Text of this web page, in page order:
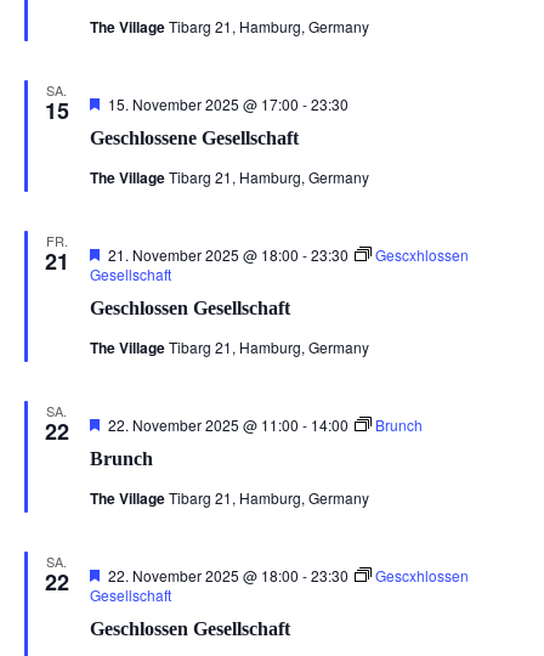
The VillageTibarg 21, Hamburg, Germany
SA.
15
Geschlossene Gesellschaft
Hervorgehoben
15. November 2025 @ 17:00 -23:30
The VillageTibarg 21, Hamburg, Germany
FR.
21
Geschlossen Gesellschaft
Hervorgehoben
21. November 2025 @ 18:00 -23:30
Gescxhlossen
Gesellschaft
The VillageTibarg 21, Hamburg, Germany
SA.
22
Brunch
Hervorgehoben
22. November 2025 @ 11:00 - 14:00 Brunch
The VillageTibarg 21, Hamburg, Germany
SA.
22
Geschlossen Gesellschaft
Hervorgehoben
22. November 2025 @ 18:00 -23:30
Gescxhlossen
Gesellschaft